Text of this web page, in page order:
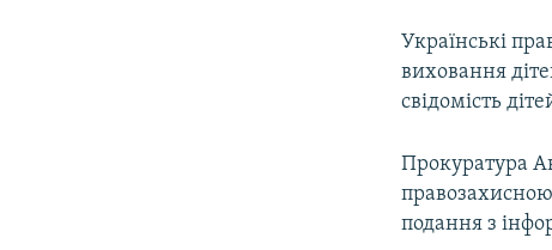
Українські
виховання
свідомість
Прокуратура
подання з